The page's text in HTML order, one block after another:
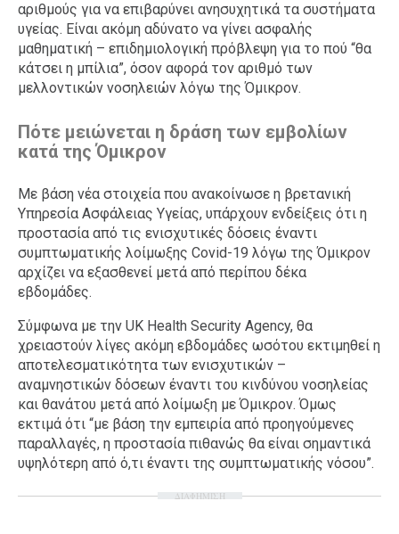
αριθμούς για να επιβαρύνει ανησυχητικά τα συστήματα
υγείας. Είναι ακόμη αδύνατο να γίνει ασφαλής
μαθηματική – επιδημιολογική πρόβλεψη για το πού “θα
κάτσει η μπίλια”, όσον αφορά τον αριθμό των
μελλοντικών νοσηλειών λόγω της Όμικρον.
Πότε μειώνεται η δράση των εμβολίων
κατά της Όμικρον
Με βάση νέα στοιχεία που ανακοίνωσε η βρετανική
Υπηρεσία Ασφάλειας Υγείας, υπάρχουν ενδείξεις ότι η
προστασία από τις ενισχυτικές δόσεις έναντι
συμπτωματικής λοίμωξης Covid-19 λόγω της Όμικρον
αρχίζει να εξασθενεί μετά από περίπου δέκα
εβδομάδες.
Σύμφωνα με την UK Health Security Agency, θα
χρειαστούν λίγες ακόμη εβδομάδες ωσότου εκτιμηθεί η
αποτελεσματικότητα των ενισχυτικών –
αναμνηστικών δόσεων έναντι του κινδύνου νοσηλείας
και θανάτου μετά από λοίμωξη με Όμικρον. Όμως
εκτιμά ότι “με βάση την εμπειρία από προηγούμενες
παραλλαγές, η προστασία πιθανώς θα είναι σημαντικά
υψηλότερη από ό,τι έναντι της συμπτωματικής νόσου”.
ΔΙΑΦΗΜΙΣΗ